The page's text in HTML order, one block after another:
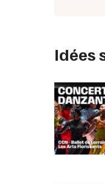
Idées